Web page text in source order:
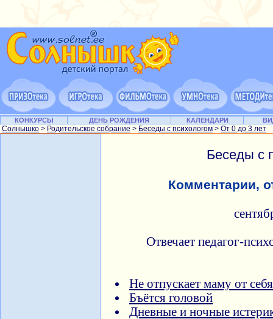
КОНКУРСЫ ДЕНЬ РОЖДЕНИЯ КАЛЕНДАРИ
Солнышко > Родительское собрание > Беседы с психологом > От 0 до 3 лет
Беседы с
Комментарии,
Отвечает педагог-
Не отпускает маму от себя
Бъётся головой
Дневные и ночные